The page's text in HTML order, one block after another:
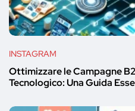
INSTAGRAM
Ottimizzare le Campagne
Tecnologico: Una Guida